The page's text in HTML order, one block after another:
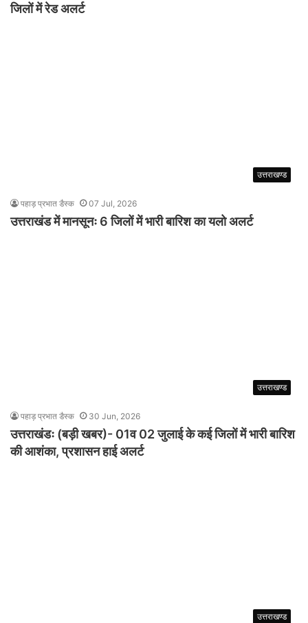
जिलों में रेड अलर्ट
उत्तराखण्ड
पहाड़ प्रभात डैस्क 07 Jul, 2026
उत्तराखंड में मानसूनः 6 जिलों में भारी बारिश का यलो अलर्ट
उत्तराखण्ड
पहाड़ प्रभात डैस्क 30 Jun, 2026
उत्तराखंडः (बड़ी खबर)- 01व 02 जुलाई के कई जिलों में भारी बारिश
की आशंका, प्रशासन हाई अलर्ट
उत्तराखण्ड